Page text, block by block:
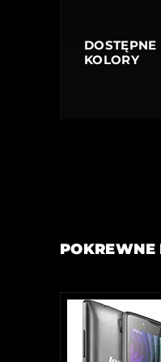
DOSTĘPNE
KOLORY
POKREWNE